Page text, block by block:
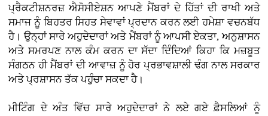
ਪ੍ਰੈਕਟੀਸ਼ਨਰਜ਼ ਐਸੋਸੀਏਸ਼ਨ ਆਪਣੇ ਮੈਂਬਰਾਂ ਦੇ ਹਿੱਤਾਂ ਦੀ ਰਾਖੀ ਅਤੇ
ਸਮਾਜ ਨੂੰ ਬਿਹਤਰ ਸਿਹਤ ਸੇਵਾਵਾਂ ਪ੍ਰਦਾਨ ਕਰਨ ਲਈ ਹਮੇਸ਼ਾ ਵਚਨਬੱਧ
ਹੈ। ਉਨ੍ਹਾਂ ਸਾਰੇ ਅਹੁਦੇਦਾਰਾਂ ਅਤੇ ਮੈਂਬਰਾਂ ਨੂੰ ਆਪਸੀ ਏਕਤਾ, ਅਨੁਸ਼ਾਸਨ
ਅਤੇ ਸਮਰਪਣ ਨਾਲ ਕੰਮ ਕਰਨ ਦਾ ਸੱਦਾ ਦਿੰਦਿਆਂ ਕਿਹਾ ਕਿ ਮਜ਼ਬੂਤ
ਸੰਗਠਨ ਹੀ ਮੈਂਬਰਾਂ ਦੀ ਆਵਾਜ਼ ਨੂੰ ਹੋਰ ਪ੍ਰਭਾਵਸ਼ਾਲੀ ਢੰਗ ਨਾਲ ਸਰਕਾਰ
ਅਤੇ ਪ੍ਰਸ਼ਾਸਨ ਤੱਕ ਪਹੁੰਚਾ ਸਕਦਾ ਹੈ।
ਮੀਟਿੰਗ ਦੇ ਅੰਤ ਵਿੱਚ ਸਾਰੇ ਅਹੁਦੇਦਾਰਾਂ ਨੇ ਲਏ ਗਏ ਫ਼ੈਸਲਿਆਂ ਨੂੰ